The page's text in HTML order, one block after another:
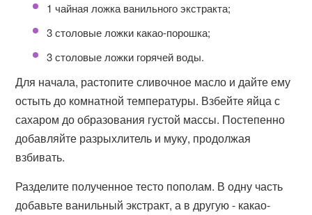
1 чайная ложка ванильного экстракта;
3 столовые ложки какао-порошка;
3 столовые ложки горячей воды.
Для начала, растопите сливочное масло и дайте ему
остыть до комнатной температуры. Взбейте яйца с
сахаром до образования густой массы. Постепенно
добавляйте разрыхлитель и муку, продолжая
взбивать.
Разделите полученное тесто пополам. В одну часть
добавьте ванильный экстракт, а в другую - какао-